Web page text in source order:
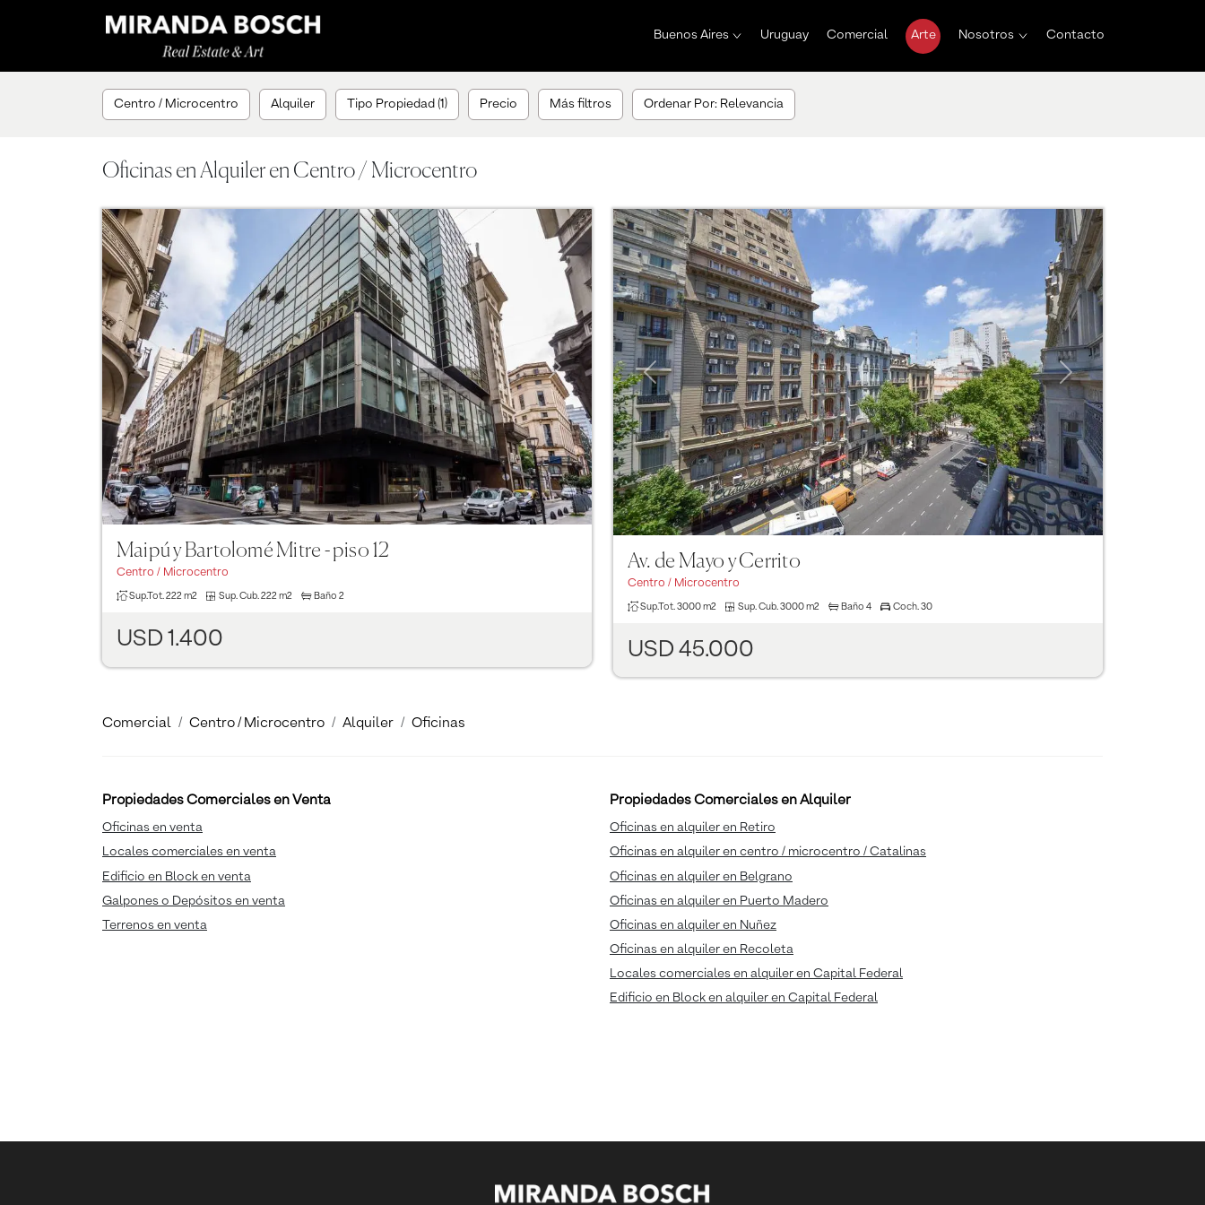
Buenos Aires Uruguay Comercial Arte Nosotros Contacto
Centro / Microcentro Alquiler Tipo Propiedad (1) Precio Más filtros Ordenar Por: Relevancia
Oficinas en Alquiler en Centro / Microcentro
Previous Next
Maipú y Bartolomé Mitre - piso 12
Centro / Microcentro
Sup.Tot.222 m2 Sup. Cub.222 m2 Baño 2
USD 1.400
Previous Next
Av. de Mayo y Cerrito
Centro / Microcentro
Sup.Tot. 3000 m2 Sup. Cub. 3000 m2 Baño 4 Coch. 30
USD 45.000
Comercial Centro / Microcentro Alquiler Oficinas
Propiedades Comerciales en Venta
Oficinas en venta
Locales comerciales en venta
Edificio en Block en venta
Galpones o Depósitos en venta
Terrenos en venta
Propiedades Comerciales en Alquiler
Oficinas en alquiler en Retiro
Oficinas en alquiler en centro / microcentro / Catalinas
Oficinas en alquiler en Belgrano
Oficinas en alquiler en Puerto Madero
Oficinas en alquiler en Nuñez
Oficinas en alquiler en Recoleta
Locales comerciales en alquiler en Capital Federal
Edificio en Block en alquiler en Capital Federal